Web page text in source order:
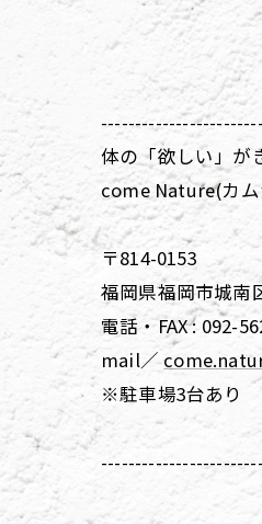
体の「欲しい」が
come Nature(カ
〒814-0153
福岡県福岡市城南
電話・FAX : 092-
mail／
※駐車場3台あり